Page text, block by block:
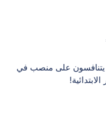
ديمقراطيًا يتنافسون على منصب في